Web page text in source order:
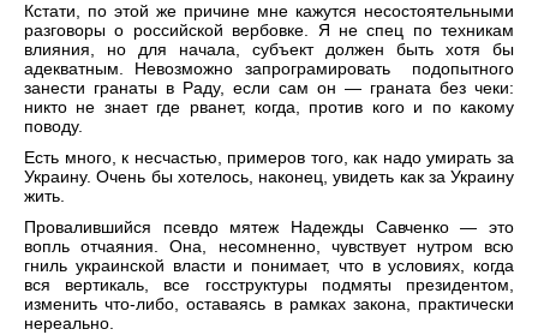
Кстати, по этой же причине мне кажутся несостоятельными
разговоры о российской вербовке. Я не спец по техникам
влияния, но для начала, субъект должен быть хотя бы
адекватным. Невозможно запрограмировать подопытного
занести гранаты в Раду, если сам он — граната без чеки:
никто не знает где рванет, когда, против кого и по какому
поводу.
Есть много, к несчастью, примеров того, как надо умирать за
Украину. Очень бы хотелось, наконец, увидеть как за Украину
жить.
Провалившийся псевдо мятеж Надежды Савченко — это
вопль отчаяния. Она, несомненно, чувствует нутром всю
гниль украинской власти и понимает, что в условиях, когда
вся вертикаль, все госструктуры подмяты президентом,
изменить что-либо, оставаясь в рамках закона, практически
нереально.